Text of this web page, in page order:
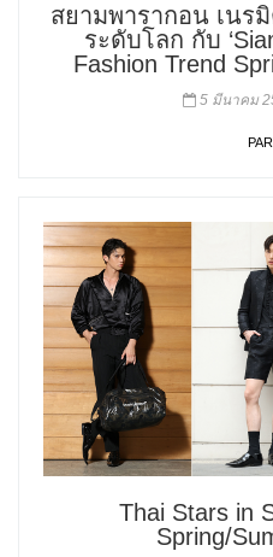
สยามพารากอน เน
ระดับโลก กับ
Fashion Trend
5 มีนาคม
Thai Stars in
Spring/